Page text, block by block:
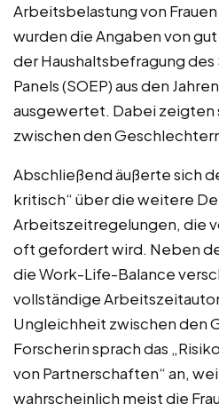
Arbeitsbelastung von
wurden die Angaben von
der Haushaltsbefragung
Panels (SOEP) aus den
ausgewertet. Dabei zeigten
zwischen den
Abschließend äußerte sich
kritisch“ über die weitere
Arbeitszeitregelungen, die
oft gefordert wird. Neben
die Work-Life-Balance
vollständige
Ungleichheit zwischen den
Forscherin sprach das
von Partnerschaften“ an,
wahrscheinlich meist die